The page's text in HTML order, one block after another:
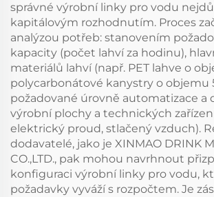
správné výrobní linky pro vodu
kapitálovým rozhodnutím. Proces
analýzou potřeb: stanovením
kapacity (počet lahví za hodinu),
materiálů lahví (např. PET lahve o
polycarbonátové kanystry o objemu
požadované úrovně automatizace a
výrobní plochy a technických
elektrický proud, stlačený vzduch).
dodavatelé, jako je XINMAO DRINK
CO.,LTD., pak mohou navrhnout
konfiguraci výrobní linky pro vodu,
požadavky vyváží s rozpočtem. Je